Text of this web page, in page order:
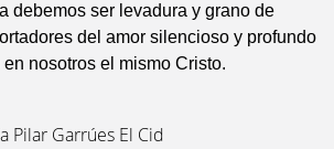
debemos ser levadura y grano de
del amor silencioso y profundo
nosotros el mismo Cristo.
Pilar Garrúes El Cid